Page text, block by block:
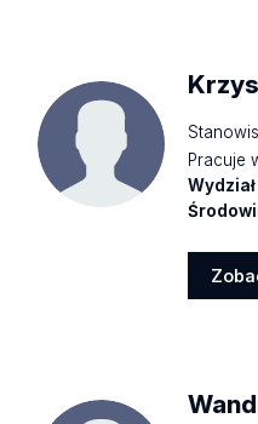
Pracuje